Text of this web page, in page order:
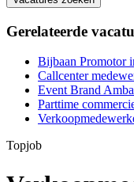
Gerelateerde
Bijbaan Promotor
Callcenter
Event Brand
Parttime
Topjob